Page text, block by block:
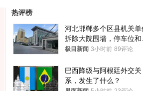
热评榜
河北邯郸多个区县机关单
拆除大院围墙，停车位和
所免费开放，当地多部门
极目新闻 3小时前 89评论
巴西降级与阿根廷外交关
系，发生了什么？